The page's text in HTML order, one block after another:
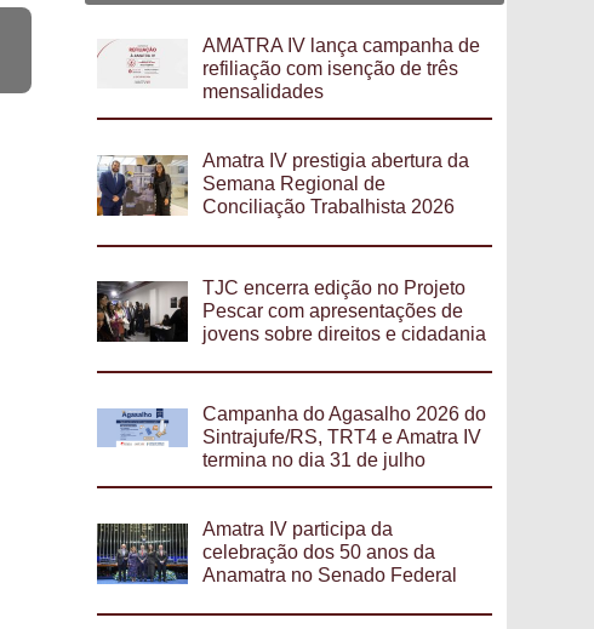
AMATRA IV lança campanha de
refiliação com isenção de três
mensalidades
Amatra IV prestigia abertura da
Semana Regional de
Conciliação Trabalhista 2026
TJC encerra edição no Projeto
Pescar com apresentações de
jovens sobre direitos e cidadania
Campanha do Agasalho 2026 do
Sintrajufe/RS, TRT4 e Amatra IV
termina no dia 31 de julho
Amatra IV participa da
celebração dos 50 anos da
Anamatra no Senado Federal